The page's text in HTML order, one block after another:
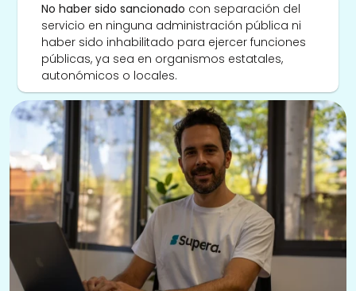
No haber sido sancionado con separación del
servicio en ninguna administración pública ni
haber sido inhabilitado para ejercer funciones
públicas, ya sea en organismos estatales,
autonómicos o locales.